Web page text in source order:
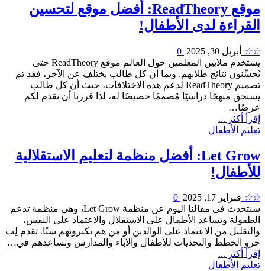
موقع ReadTheory: أفضل موقع لتحسين
القراءة لدى الأطفال!
☆☆ أبريل 30, 2025
يستخدم ملايين المعلمين حول العالم موقع ReadTheory حتى
يُحسِّنون نتائج طلابهم. وبما أن كل طالب يختلف عن الآخر، فقد تم
تصميم ReadTheory لدعم هذه الاختلافات، حيث أن كل طالب
يستحق منهجًا دراسيًا مُصممًا خصيصًا له، لذا قررنا أن نقدم لكم
عرضًا…
إقرأ أكثر ...
تعليم الأطفال
Let Grow: أفضل منظمة لتعليم الاستقلالية
للأطفال!
☆☆ فبراير 17, 2025
سنتحدث في مقالنا اليوم عن منظمة Let Grow، وهي منظمة تدعم
الطفولة وتساعد الأطفال على الاستقلال والاعتماد على النفس،
والتقليل من الاعتماد على الوالدين أو من هم يكبرونهم سنًا. تقدم لِت
جرو الخطط والتحديات للأطفال والآباء والمدارس وتساعدهم في…
إقرأ أكثر ...
تعليم الأطفال